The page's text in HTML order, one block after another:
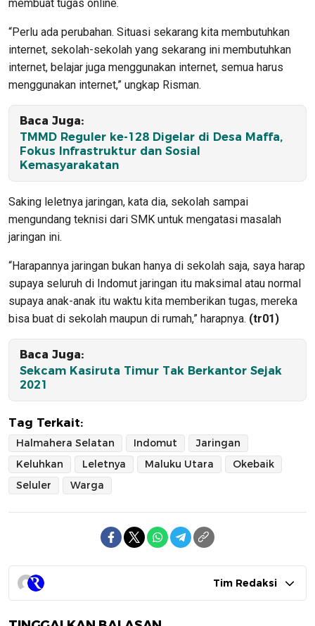
membuat tugas online.
“Perlu ada perubahan. Situasi sekarang kita membutuhkan
internet, sekolah-sekolah yang sekarang ini membutuhkan
internet, belajar juga menggunakan internet, semua harus
menggunakan internet,” ungkap Risman.
Baca Juga:
TMMD Reguler ke-128 Digelar di Desa Maffa,
Fokus Infrastruktur dan Sosial
Kemasyarakatan
Saking leletnya jaringan, kata dia, sekolah sampai
mengundang teknisi dari SMK untuk mengatasi masalah
jaringan ini.
“Harapannya jaringan bukan hanya di sekolah saja, saya harap
supaya seluruh di Indomut jaringan itu maksimal atau normal
supaya anak-anak itu waktu kita memberikan tugas, mereka
bisa buat di sekolah maupun di rumah,” harapnya. (tr01)
Baca Juga:
Sekcam Kasiruta Timur Tak Berkantor Sejak
2021
Tag Terkait:
Halmahera Selatan Indomut
Jaringan
Keluhkan
Leletnya Maluku Utara
Okebaik
Seluler
Warga
Tim Redaksi